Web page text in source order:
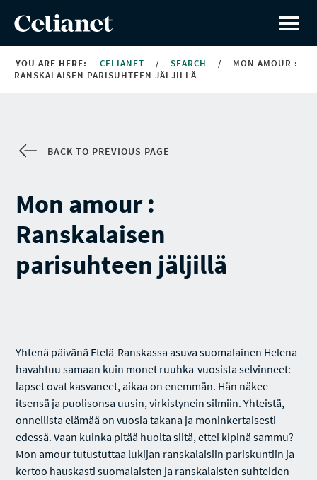
YOU ARE HERE: CELIANET / SEARCH /
MON AMOUR :
RANSKALAISEN PARISUHTEEN JÄLJILLÄ
BACK TO PREVIOUS PAGE
Mon amour :
Ranskalaisen
parisuhteen jäljillä
Yhtenä päivänä Etelä-Ranskassa asuva suomalainen Helena
havahtuu samaan kuin monet ruuhka-vuosista selvinneet:
lapset ovat kasvaneet, aikaa on enemmän. Hän näkee
itsensä ja puolisonsa uusin, virkistynein silmiin. Yhteistä,
onnellista elämää on vuosia takana ja moninkertaisesti
edessä. Vaan kuinka pitää huolta siitä, ettei kipinä sammu?
Mon amour tutustuttaa lukijan ranskalaisiin pariskuntiin ja
kertoo hauskasti suomalaisten ja ranskalaisten suhteiden